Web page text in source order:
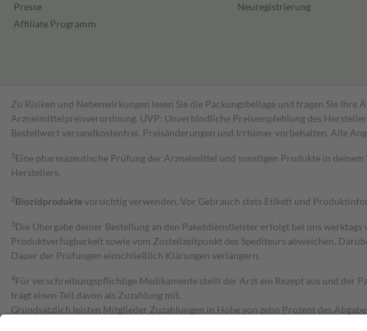
Presse
Affiliate Programm
Neuregistrierung
Zu Risiken und Nebenwirkungen lesen Sie die Packungsbeilage und fragen Sie
Arzneimittelpreisverordnung. UVP: Unverbindliche Preisempfehlung des
Bestell­wert versand­kosten­frei. Preisänderungen und Irrtümer vorbehalten. Alle
1 Eine pharmazeutische Prüfung der Arzneimittel und sonstigen Produkte in
Herstellers.
2Biozidproduktevorsichtig verwenden. Vor Gebrauch stets Etikett und
3Die Übergabe deiner Bestellung an den Paketdienstleister erfolgt bei uns
Produktverfügbarkeit sowie vom Zustellzeitpunkt des Spediteurs abweichen.
Dauer der Prüfungen einschließlich Klärungen verlängern.
4Für verschreibungspflichtige Medikamente stellt der Arzt ein Rezept aus und der
trägt einen Teil davon als Zuzahlung mit.
Grundsätzlich leisten Mitglieder Zuzahlungen in Höhe von zehn Prozent des